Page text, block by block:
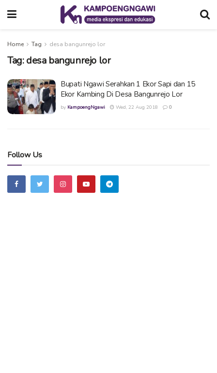
Home Tag desa bangunrejo lor
Tag:desa bangunrejo lor
Bupati Ngawi Serahkan 1 Ekor Sapi dan 15
Ekor Kambing Di Desa Bangunrejo Lor
by KampoengNgawi Wed, 22 Aug 2018 0
Follow Us